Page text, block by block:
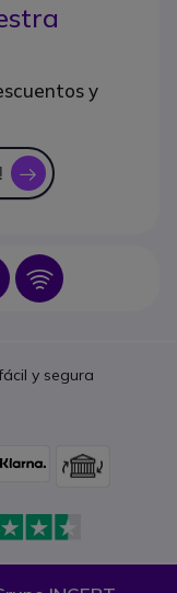
y
icon
Icon Icon
y segura